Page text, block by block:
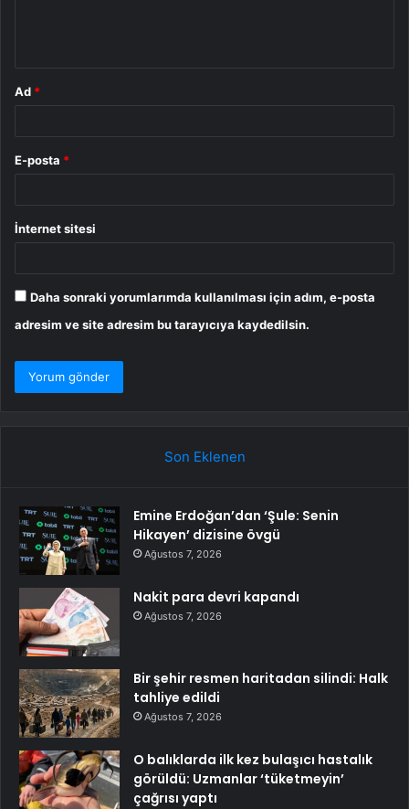
Ad *
E-posta *
İnternet sitesi
Daha sonraki yorumlarımda kullanılması için adım, e-posta
adresim ve site adresim bu tarayıcıya kaydedilsin.
Son Eklenen
Emine Erdoğan’dan ‘Şule: Senin
Hikayen’ dizisine övgü
Ağustos 7, 2026
Nakit para devri kapandı
Ağustos 7, 2026
Bir şehir resmen haritadan silindi: Halk
tahliye edildi
Ağustos 7, 2026
O balıklarda ilk kez bulaşıcı hastalık
görüldü: Uzmanlar ‘tüketmeyin’
çağrısı yaptı